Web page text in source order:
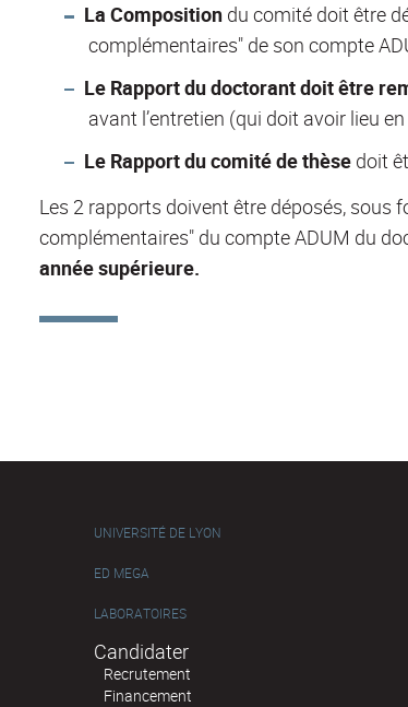
La Composition du comité doit être
complémentaires" de son compte
Le Rapport du doctorant doit être
avant l’entretien (qui doit avoir lieu
Le Rapport du comité de thèsedoit
Les 2 rapports doivent être déposés, sous
complémentaires" du compte ADUM du
année supérieure.
UNIVERSITÉ DE LYON
ED MEGA
LABORATOIRES
Candidater
Recrutement
Financement